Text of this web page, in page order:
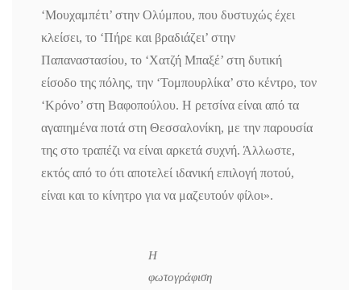
‘Μουχαμπέτι’ στην Ολύμπου, που δυστυχώς έχει
κλείσει, το ‘Πήρε και βραδιάζει’ στην
Παπαναστασίου, το ‘Χατζή Μπαξέ’ στη δυτική
είσοδο της πόλης, την ‘Τομπουρλίκα’ στο κέντρο, τον
‘Κρόνο’ στη Βαφοπούλου. Η ρετσίνα είναι από τα
αγαπημένα ποτά στη Θεσσαλονίκη, με την παρουσία
της στο τραπέζι να είναι αρκετά συχνή. Άλλωστε,
εκτός από το ότι αποτελεί ιδανική επιλογή ποτού,
είναι και το κίνητρο για να μαζευτούν φίλοι».
Η
φωτογράφιση